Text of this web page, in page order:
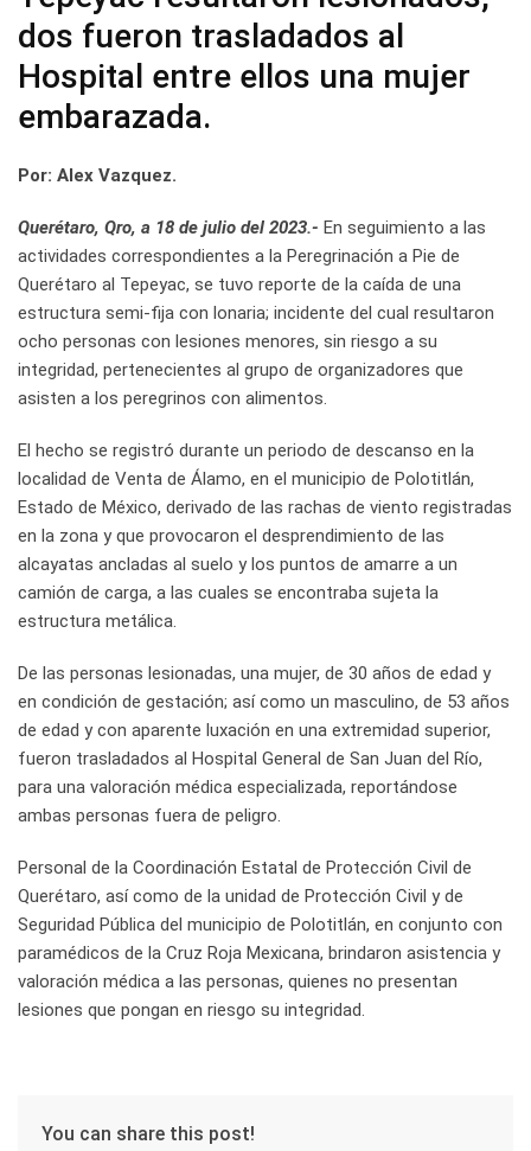
dos fueron trasladados al
Hospital entre ellos una mujer
embarazada.
Por: Alex Vazquez.
Querétaro, Qro, a 18 de julio del 2023.- En seguimiento a las
actividades correspondientes a la Peregrinación a Pie de
Querétaro al Tepeyac, se tuvo reporte de la caída de una
estructura semi-fija con lonaria; incidente del cual resultaron
ocho personas con lesiones menores, sin riesgo a su
integridad, pertenecientes al grupo de organizadores que
asisten a los peregrinos con alimentos.
El hecho se registró durante un periodo de descanso en la
localidad de Venta de Álamo, en el municipio de Polotitlán,
Estado de México, derivado de las rachas de viento registradas
en la zona y que provocaron el desprendimiento de las
alcayatas ancladas al suelo y los puntos de amarre a un
camión de carga, a las cuales se encontraba sujeta la
estructura metálica.
De las personas lesionadas, una mujer, de 30 años de edad y
en condición de gestación; así como un masculino, de 53 años
de edad y con aparente luxación en una extremidad superior,
fueron trasladados al Hospital General de San Juan del Río,
para una valoración médica especializada, reportándose
ambas personas fuera de peligro.
Personal de la Coordinación Estatal de Protección Civil de
Querétaro, así como de la unidad de Protección Civil y de
Seguridad Pública del municipio de Polotitlán, en conjunto con
paramédicos de la Cruz Roja Mexicana, brindaron asistencia y
valoración médica a las personas, quienes no presentan
lesiones que pongan en riesgo su integridad.
You can share this post!